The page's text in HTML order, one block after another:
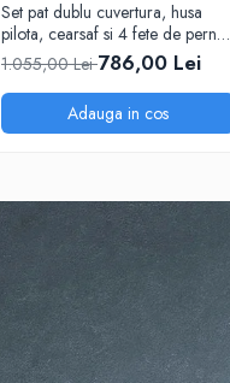
Set pat dublu cuvertura, husa
pilota, cearsaf si 4 fete de perna,
bumbac satinat tesatura Jacquard,
TAC Octavia
1.055,00 Lei786,00 Lei
Adauga in cos